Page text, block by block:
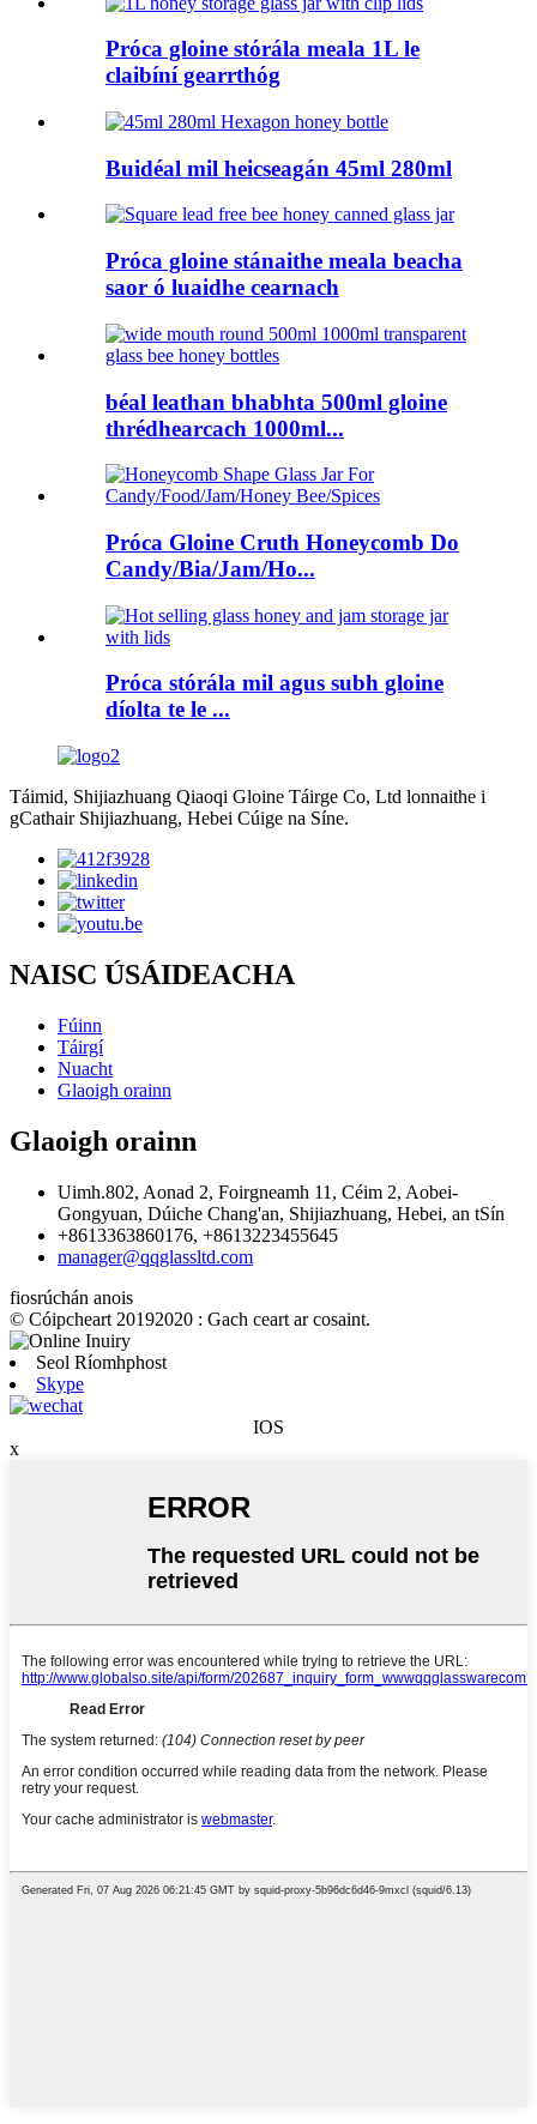
Próca gloine stórála meala 1L le
claibíní gearrthóg
Buidéal mil heicseagán 45ml 280ml
Próca gloine stánaithe meala beacha
saor ó luaidhe cearnach
béal leathan bhabhta 500ml gloine
thrédhearcach 1000ml...
Próca Gloine Cruth Honeycomb Do
Candy/Bia/Jam/Ho...
Próca stórála mil agus subh gloine
díolta te le ...
Táimid, Shijiazhuang Qiaoqi Gloine Táirge Co, Ltd lonnaithe i
gCathair Shijiazhuang, Hebei Cúige na Síne.
NAISC ÚSÁIDEACHA
Fúinn
Táirgí
Nuacht
Glaoigh orainn
Glaoigh orainn
Uimh.802, Aonad 2, Foirgneamh 11, Céim 2, Aobei-
Gongyuan, Dúiche Chang'an, Shijiazhuang, Hebei, an tSín
+8613363860176, +8613223455645
manager@qqglassltd.com
fiosrúchán anois
© Cóipcheart 20192020 : Gach ceart ar cosaint.
Seol Ríomhphost
Skype
IOS
x